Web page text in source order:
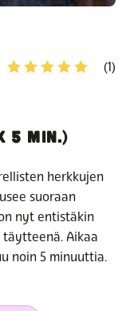
(1)
5 MIN.)
herkkujen
suoraan
nyt entistäkin
Aikaa
noin 5 minuuttia.